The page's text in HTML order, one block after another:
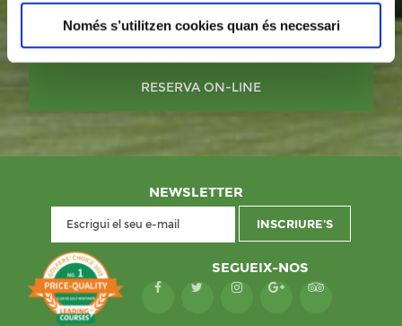
Només s’utilitzen cookies quan és necessari
COMPRI CÒMODAMENT EL SEU
GREEN FEE
NEWSLETTER
SEGUEIX-NOS